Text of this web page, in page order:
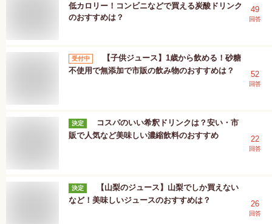
低カロリー！コンビニなどで買える炭酸ドリンク
のおすすめは？
49
回答
受付中
【子供ジュース】1歳から飲める！砂糖
不使用で無添加で市販の飲み物のおすすめは？
52
回答
決定
コスパのいい希釈ドリンクは？安い・市
販で人気など美味しい濃縮飲料のおすすめ
22
回答
決定
【山梨のジュース】山梨でしか買えない
など！美味しいジュースのおすすめは？
26
回答